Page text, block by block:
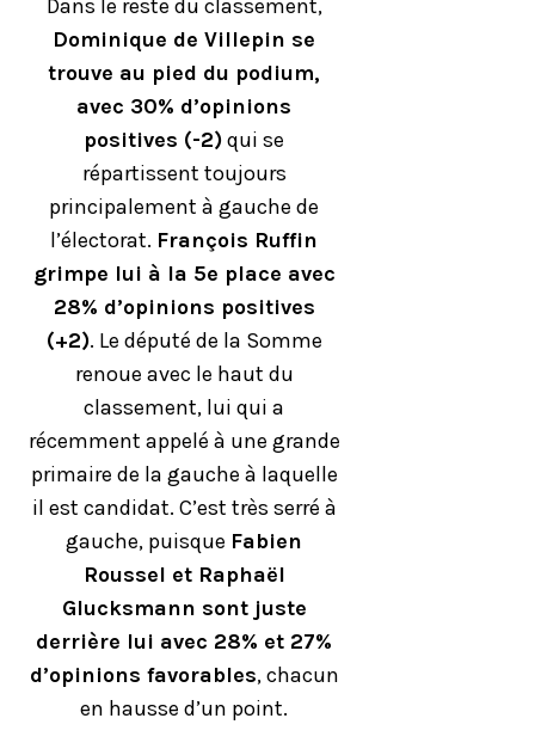
Dans le reste du classement,
Dominique de Villepin se
trouve au pied du podium,
avec 30% d’opinions
positives (-2)qui se
répartissent toujours
principalement à gauche de
l’électorat. François Ruffin
grimpe lui à la 5e place avec
28% d’opinions positives
(+2). Le député de la Somme
renoue avec le haut du
classement, lui qui a
récemment appelé à une grande
primaire de la gauche à laquelle
il est candidat. C’est très serré à
gauche, puisque Fabien
Roussel et Raphaël
Glucksmann sont juste
derrière lui avec 28% et 27%
d’opinions favorables, chacun
en hausse d’un point.